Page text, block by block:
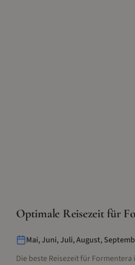
Optimale Reisezeit für
Mai, Juni, Juli, August,
Die beste Reisezeit für Formentera